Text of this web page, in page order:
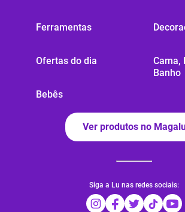
Ferramentas
Ofertas do dia
Bebês
Cama,
Banho
Ver produtos no
Siga a Lu nas redes sociais: